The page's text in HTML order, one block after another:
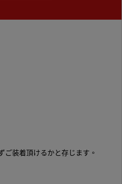
装着頂けるかと存じます。